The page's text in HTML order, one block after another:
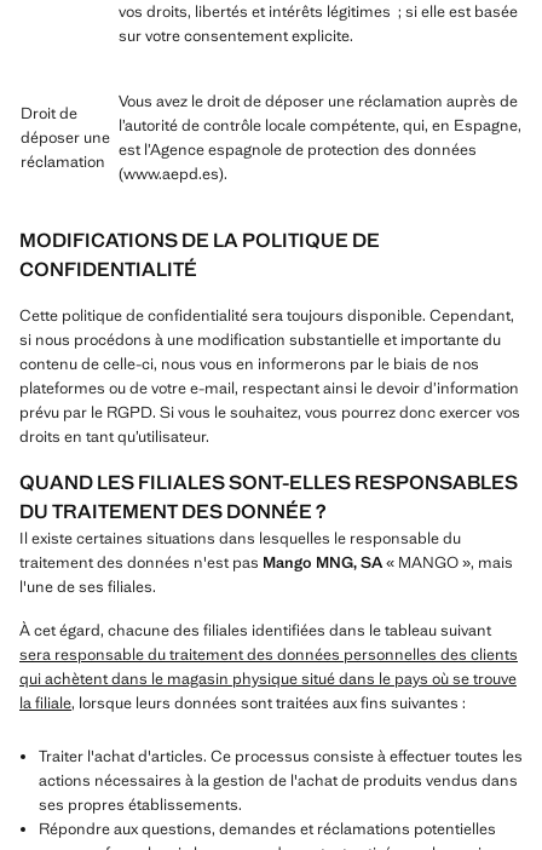
vos droits, libertés et intérêts légitimes ; si elle est basée
sur votre consentement explicite.
Droit de
déposer une
réclamation
Vous avez le droit de déposer une réclamation auprès de
l’autorité de contrôle locale compétente, qui, en Espagne,
est l’Agence espagnole de protection des données
(www.aepd.es).
MODIFICATIONS DE LA POLITIQUE DE
CONFIDENTIALITÉ
Cette politique de confidentialité sera toujours disponible. Cependant,
si nous procédons à une modification substantielle et importante du
contenu de celle-ci, nous vous en informerons par le biais de nos
plateformes ou de votre e-mail, respectant ainsi le devoir d’information
prévu par le RGPD. Si vous le souhaitez, vous pourrez donc exercer vos
droits en tant qu’utilisateur.
QUAND LES FILIALES SONT-ELLES RESPONSABLES
DU TRAITEMENT DES DONNÉE ?
Il existe certaines situations dans lesquelles le responsable du
traitement des données n'est pas Mango MNG, SA« MANGO », mais
l'une de ses filiales.
À cet égard, chacune des filiales identifiées dans le tableau suivant
sera responsable du traitement des données personnelles des clients
qui achètent dans le magasin physique situé dans le pays où se trouve
la filiale, lorsque leurs données sont traitées aux fins suivantes :
Traiter l'achat d'articles. Ce processus consiste à effectuer toutes les
actions nécessaires à la gestion de l'achat de produits vendus dans
ses propres établissements.
Répondre aux questions, demandes et réclamations potentielles